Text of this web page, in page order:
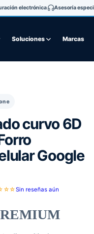
electrónica Asesoría
Soluciones Marcas
curvo 6D
Google
Sin reseñas aún